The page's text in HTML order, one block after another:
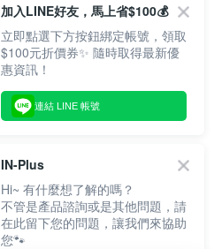
加入LINE好友，馬上省$100💰
立即點選下方按鈕綁定帳號，領取
$100元折價券✨ 隨時取得最新優
惠資訊！
連結 LINE 帳號
IN-Plus
Hi~ 有什麼想了解的嗎？
不管是產品諮詢或是其他問題，請
在此留下您的問題，讓我們來協助
您🐾